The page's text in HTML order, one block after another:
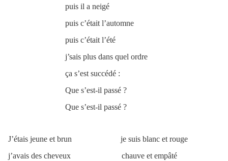
puis il a neigé
puis c’était l’automne
puis c’était l’été
j’sais plus dans quel ordre
ça s’est succédé :
Que s’est-il passé ?
Que s’est-il passé ?
J’étais jeune et brun je suis blanc et rouge
j’avais des cheveux chauve et empâté